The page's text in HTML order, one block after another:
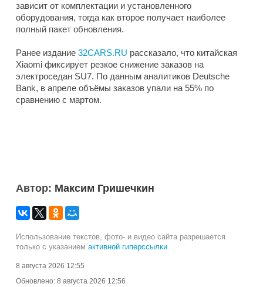
зависит от комплектации и установленного
оборудования, тогда как второе получает наиболее
полный пакет обновления.
Ранее издание 32CARS.RU рассказало, что китайская
Xiaomi фиксирует резкое снижение заказов на
электроседан SU7. По данным аналитиков Deutsche
Bank, в апреле объёмы заказов упали на 55% по
сравнению с мартом.
Автор: Максим Гришечкин
Использование текстов, фото- и видео сайта разрешается
только с указанием активной гиперссылки.
8 августа 2026 12:55
Обновлено: 8 августа 2026 12:56